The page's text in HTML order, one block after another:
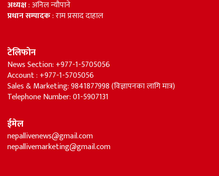
अध्यक्ष: अनिल न्यौपाने
प्रधान सम्पादक: राम प्रसाद दाहाल
टेलिफोन
News Section: +977-1-5705056
Account : +977-1-5705056
Sales & Marketing: 9841877998 (विज्ञापनका लागि मात्र)
Telephone Number: 01-5907131
ईमेल
nepallivenews@gmail.com
nepallivemarketing@gmail.com